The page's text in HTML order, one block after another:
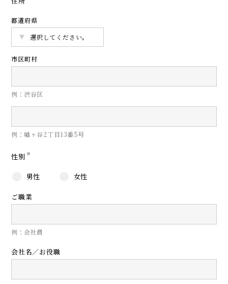
都道府県
市区町村
例：渋谷区
例：幡ヶ谷2丁目13番5号
性別 ※
男性 女性
ご職業
例：会社員
会社名／お役職